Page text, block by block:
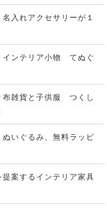
入れアクセサリーが１
ンテリア小物 てぬぐ
雑貨と子供服 つくし
いぐるみ、無料ラッピ
案するインテリア家具